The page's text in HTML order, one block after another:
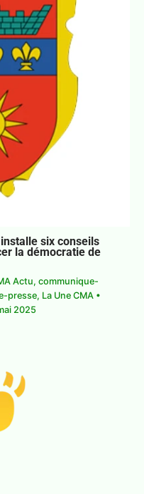
six
renforcer la
de-
PROPRIÉTAIRE•2